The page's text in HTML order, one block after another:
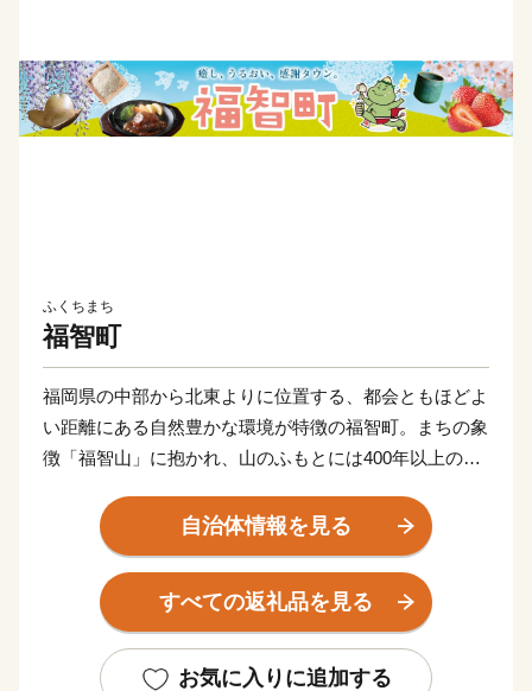
ふくちまち
福智町
福岡県の中部から北東よりに位置する、都会ともほどよ
い距離にある自然豊かな環境が特徴の福智町。まちの象
徴「福智山」に抱かれ、山のふもとには400年以上の歴
窯元が点在する「陶芸の里」として知られています。
町内には、福智修験ゆかりの文化財や足利尊氏ゆかりの
古刹「興国寺」、宮本武蔵ゆかりの「常立寺」などが点
在。 福岡県内最大最古で樹齢６百年のエドヒガン「虎
「白糸の滝」など、天然資源にも彩られています。かつ
自治体情報を見る
すべての返礼品を見る
お気に入りに追加する